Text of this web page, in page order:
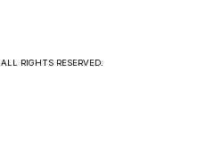
RIGHTS RESERVED.